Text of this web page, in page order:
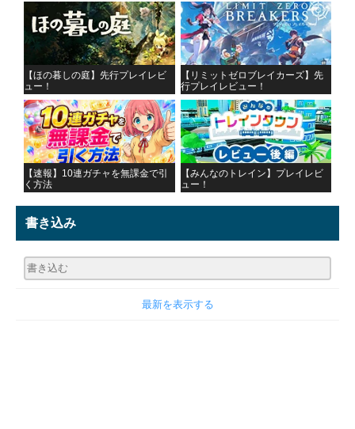
【ほの暮しの庭】先行プレイレビ
ュー！
【リミットゼロブレイカーズ】先
行プレイレビュー！
【速報】10連ガチャを無課金で引
く方法
【みんなのトレイン】プレイレビ
ュー！
書き込み
最新を表示する